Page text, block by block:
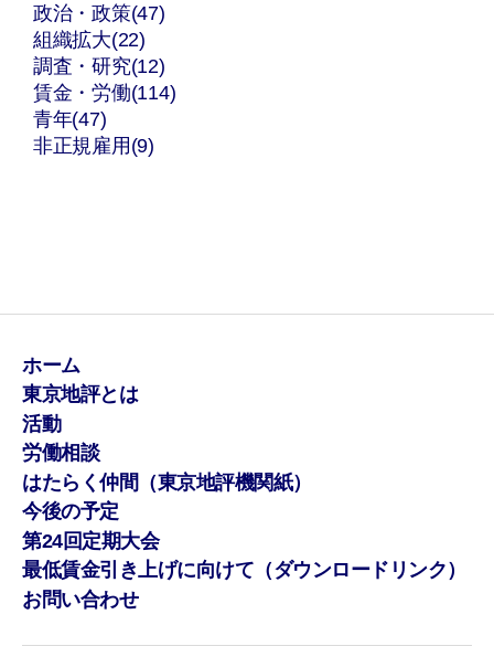
政治・政策(47)
組織拡大(22)
調査・研究(12)
賃金・労働(114)
青年(47)
非正規雇用(9)
ホーム
東京地評とは
活動
労働相談
はたらく仲間（東京地評機関紙）
今後の予定
第24回定期大会
最低賃金引き上げに向けて（ダウンロードリンク）
お問い合わせ